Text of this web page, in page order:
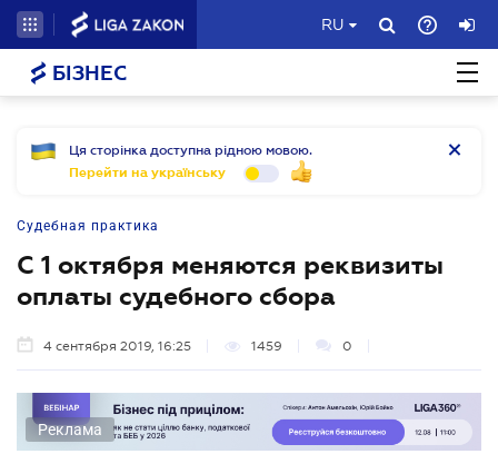
RU
БІЗНЕС
Ця сторінка доступна рідною мовою.
Перейти на українську
Судебная практика
С 1 октября меняются реквизиты
оплаты судебного сбора
4 сентября 2019, 16:25 1459 0
Реклама